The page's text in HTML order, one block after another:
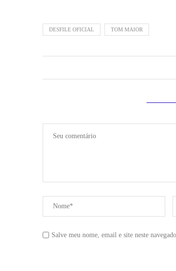
DESFILE OFICIAL TOM MAIOR
Salve meu nome, email e site neste